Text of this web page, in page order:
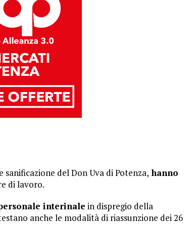
sanificazione del Don Uva di Potenza, hanno
di lavoro.
interinale in dispregio della
anche le modalità di riassunzione dei 26